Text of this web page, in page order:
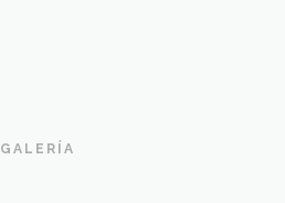
GALERÍA